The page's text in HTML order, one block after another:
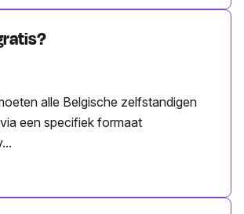
alle Belgische zelfstandigen
een specifiek formaat